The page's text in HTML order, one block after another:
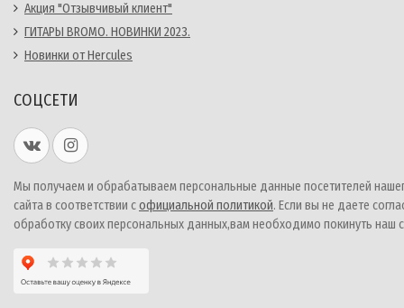
Акция "Отзывчивый клиент"
ГИТАРЫ BROMO. НОВИНКИ 2023.
Новинки от Hercules
СОЦСЕТИ
Мы получаем и обрабатываем персональные данные посетителей
сайта в соответствии софициальной политикой. Если вы не даете
обработку своих персональных данных,вам необходимо покинуть наш